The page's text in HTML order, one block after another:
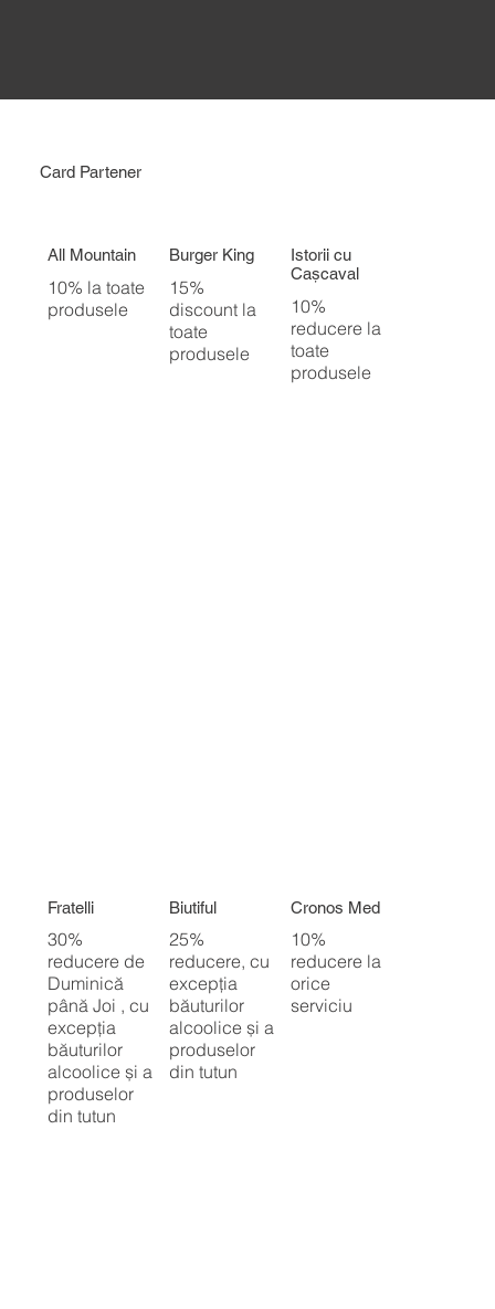
Card Partener
All Mountain
10% la toate
produsele
Burger King
15%
discount la
toate
produsele
Istorii cu
Cașcaval
10%
reducere la
toate
produsele
Fratelli
30%
reducere de
Duminică
până Joi , cu
excepția
băuturilor
alcoolice și a
produselor
din tutun
Biutiful
25%
reducere, cu
excepția
băuturilor
alcoolice și a
produselor
din tutun
Cronos Med
10%
reducere la
orice
serviciu